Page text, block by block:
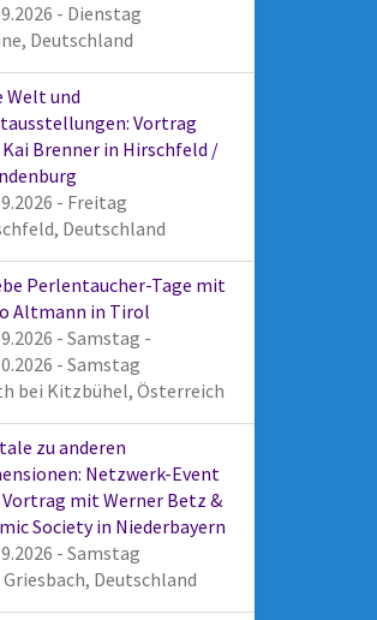
- Dienstag
Deutschland
Welt und
Vortrag
Brenner in Hirschfeld /
- Freitag
Deutschland
Perlentaucher-Tage mit
Altmann in Tirol
- Samstag -
- Samstag
bei Kitzbühel, Österreich
zu anderen
Netzwerk-Event
Vortrag mit Werner Betz &
Society in Niederbayern
- Samstag
Griesbach, Deutschland